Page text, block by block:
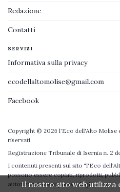
Redazione
Contatti
SERVIZI
Informativa sulla privacy
ecodellaltomolise@gmail.com
Facebook
Copyright © 2026 l'Eco dell'Alto Molise
riservati.
Registrazione Tribunale di Isernia n. 2
I contenuti presenti sul sito "l'Eco
possono essere copiati, riprodotti,
autorizzazione espressa degli autori.
Il nostro sito web utilizza